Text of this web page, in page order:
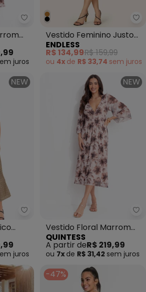
Quintess - Vestido Floral
juros
Vestido Feminino Justo
Midi em Viscose Preto
ENDLESS
R$ 134,99R$ 159,99
ou 4x de R$ 33,74 sem juros
NEW
Quintess - Vestido Geométrico
juros
NEW
Vestido Floral Marrom
em Tule
QUINTESS
A partir deR$ 219,99
ou 7x de R$ 31,42 sem juros
-47%